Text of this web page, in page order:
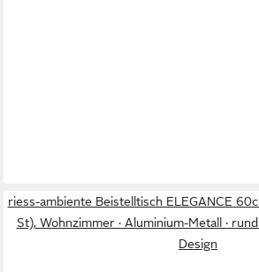
riess-ambiente Beistelltisch ELEGANCE
St), Wohnzimmer · Aluminium-Metall ·
Design